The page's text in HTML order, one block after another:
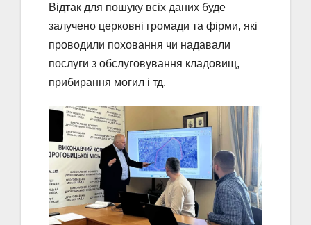
Відтак для пошуку всіх даних буде
залучено церковні громади та фірми, які
проводили поховання чи надавали
послуги з обслуговування кладовищ,
прибирання могил і тд.